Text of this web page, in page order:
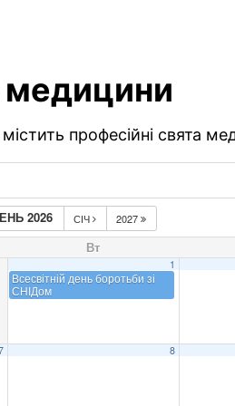
професійні свята
2026 СІЧ 2027
Вт
1
Всесвітній день боротьби зі
СНІДом
8